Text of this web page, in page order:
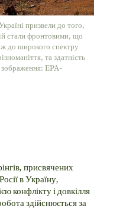
призвели до того,
стали фронтовими, що
до широкого спектру
та здатність
EPA-
присвячених
в Україну,
конфлікту і довкілля
здійснюється за